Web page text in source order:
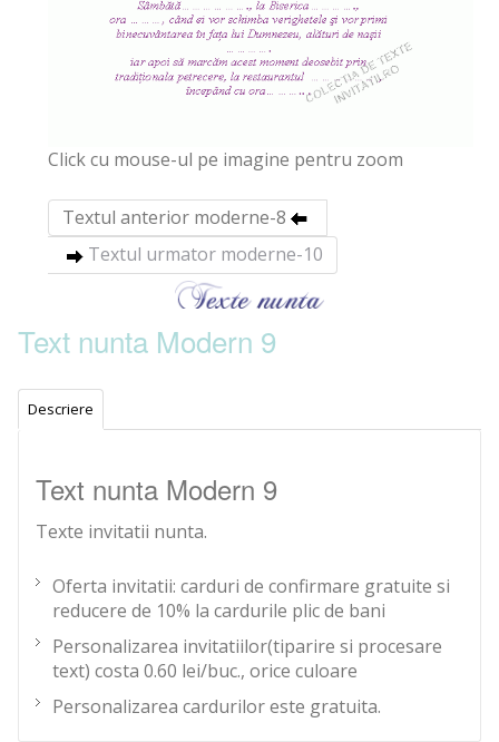
Click cu mouse-ul pe imagine pentru zoom
Textul anterior moderne-8
Textul urmator moderne-10
Text nunta Modern 9
Descriere
Text nunta Modern 9
Texte invitatii nunta.
Oferta invitatii: carduri de confirmare gratuite si
reducere de 10% la cardurile plic de bani
Personalizarea invitatiilor(tiparire si procesare
text) costa 0.60 lei/buc., orice culoare
Personalizarea cardurilor este gratuita.